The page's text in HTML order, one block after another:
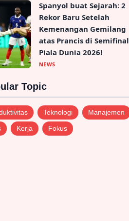
Spanyol buat Sejarah: 2
Rekor Baru Setelah
Kemenangan Gemilang
atas Prancis di Semifinal
Piala Dunia 2026!
NEWS
Topic
Teknologi Manajemen
Kerja Fokus